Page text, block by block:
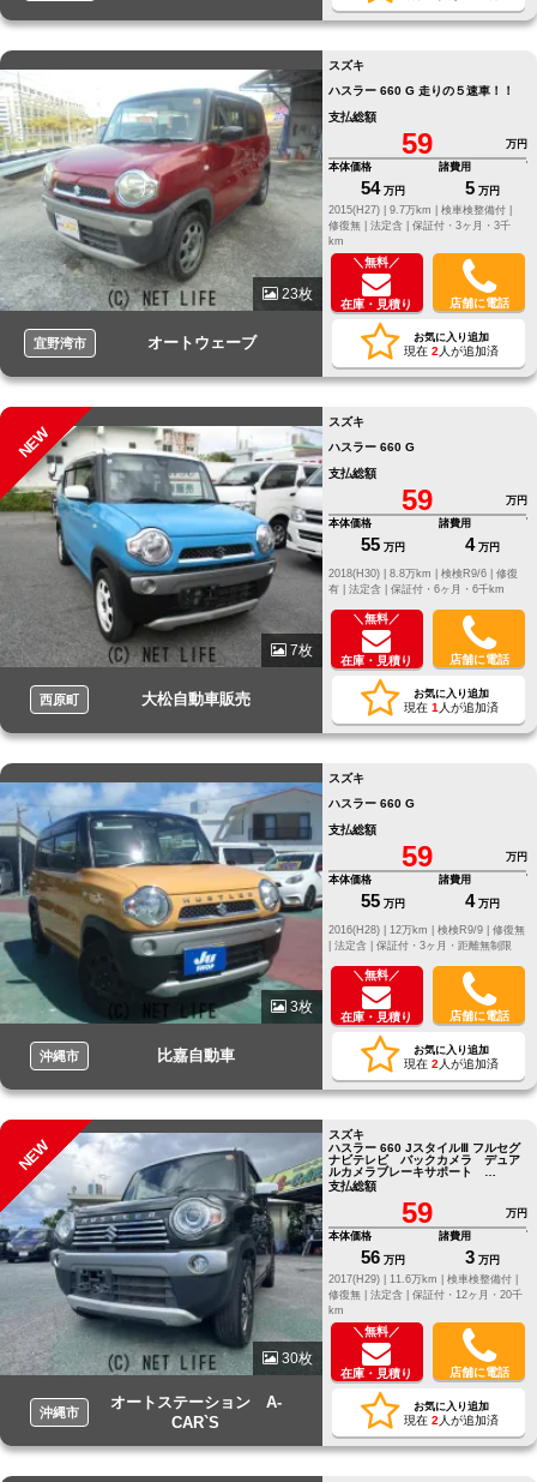
23枚
宜野湾市 オートウェーブ
スズキ
ハスラー 660 G 走りの５速車！！
支払総額
59
万円
本体価格
54 万円
諸費用
5 万円
2015(H27) |
9.7万km |
検車検整備付 |
修復無 | 法定含 | 保証付・3ヶ月・3千
km
＼無料／
在庫・見積り 店舗に電話
お気に入り追加
現在 2 人が追加済
NEW
7枚
西原町 大松自動車販売
スズキ
ハスラー 660 G
支払総額
59
万円
本体価格
55 万円
諸費用
4 万円
修復
有 | 法定含 | 保証付・6ヶ月・6千km
＼無料／
在庫・見積り 店舗に電話
お気に入り追加
現在 1 人が追加済
3枚
沖縄市 比嘉自動車
スズキ
ハスラー 660 G
支払総額
59
万円
本体価格
55 万円
諸費用
4 万円
修復無
法定含 | 保証付・3ヶ月・距離無制限
＼無料／
在庫・見積り 店舗に電話
お気に入り追加
現在 2 人が追加済
NEW
30枚
沖縄市
オートステーション A-
CAR`S
スズキ
ハスラー 660 JスタイルⅢ フルセグ
ナビテレビ バックカメラ デュア
ルカメラブレーキサポート
Bluetooth ETC
支払総額
59
万円
本体価格
56 万円
諸費用
3 万円
2017(H29) |
11.6万km |
検車検整備付 |
修復無 | 法定含 | 保証付・12ヶ月・20千
km
＼無料／
在庫・見積り 店舗に電話
お気に入り追加
現在 2 人が追加済